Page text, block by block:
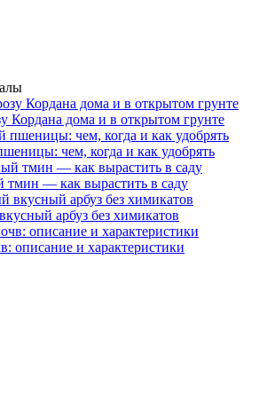
Кордана дома и в открытом грунте
чем, когда и как удобрять
тмин — как вырастить в саду
арбуз без химикатов
описание и характеристики